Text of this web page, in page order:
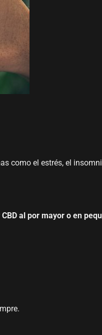
como el estrés, el
al por mayor o en